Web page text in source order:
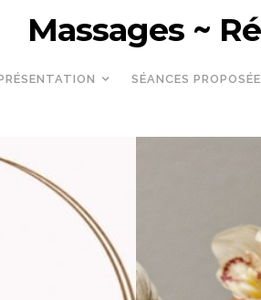
Massages ~
SÉANCES